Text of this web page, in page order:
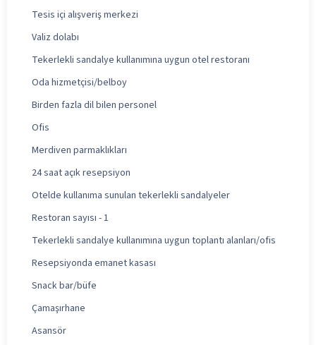
Tesis içi alışveriş merkezi
Valiz dolabı
Tekerlekli sandalye kullanımına uygun otel restoranı
Oda hizmetçisi/belboy
Birden fazla dil bilen personel
Ofis
Merdiven parmaklıkları
24 saat açık resepsiyon
Otelde kullanıma sunulan tekerlekli sandalyeler
Restoran sayısı - 1
Tekerlekli sandalye kullanımına uygun toplantı alanları/ofis
Resepsiyonda emanet kasası
Snack bar/büfe
Çamaşırhane
Asansör